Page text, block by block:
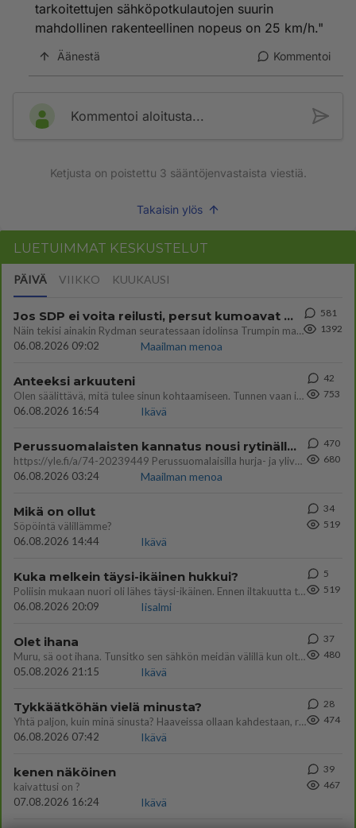
tarkoitettujen sähköpotkulautojen suurin
mahdollinen rakenteellinen nopeus on 25 km/h."
Äänestä Kommentoi
Kommentoi aloitusta...
Ketjusta on poistettu 3 sääntöjenvastaista viestiä.
Takaisin ylös
LUETUIMMAT KESKUSTELUT
PÄIVÄ VIIKKO KUUKAUSI
Jos SDP ei voita reilusti, persut kumoavat demokratian Suomesta
Näin tekisi ainakin Rydman seuratessaan idolinsa Trumpin mallia https://www.is.fi/politiikka/art-2000012187244.html
06.08.2026 09:02
Maailman menoa
581
1392
Anteeksi arkuuteni
Olen säälittävä, mitä tulee sinun kohtaamiseen. Tunnen vaan itseni todella epävarmaksi sun kanssa. Jos minun olisi pitän
06.08.2026 16:54
Ikävä
42
753
Perussuomalaisten kannatus nousi rytinällä Ylen tänään julkaisemassa tuoreimmassa gallup-kyselyssä.
https://yle.fi/a/74-20239449 Perussuomalaisilla hurja- ja ylivoimaisesti suurin nousu tässä uudessa Ylen gallupissa. Kyl
06.08.2026 03:24
Maailman menoa
470
680
Mikä on ollut
Söpöintä välillämme?
06.08.2026 14:44
Ikävä
34
519
Kuka melkein täysi-ikäinen hukkui?
Poliisin mukaan nuori oli lähes täysi-ikäinen. Ennen iltakuutta tulleen ilmoituksen mukaan ihminen oli joutunut mahdoll
06.08.2026 20:09
Iisalmi
5
519
Olet ihana
Muru, sä oot ihana. Tunsitko sen sähkön meidän välillä kun oltiin ihan låhekkäin? 👩‍❤️‍👩❤️😼😘
05.08.2026 21:15
Ikävä
37
480
Tykkäätköhän vielä minusta?
Yhtä paljon, kuin minä sinusta? Haaveissa ollaan kahdestaan, rauhassa ja lähennytään fyysisesti ja tutustutaan syvemmin
06.08.2026 07:42
Ikävä
28
474
kenen näköinen
kaivattusi on ?
07.08.2026 16:24
Ikävä
39
467